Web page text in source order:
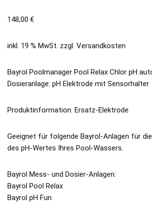
148,00 €
inkl. 19 % MwSt. zzgl. Versandkosten
Bayrol Poolmanager Pool Relax Chlor pH
Dosieranlage: pH Elektrode mit Sensorhalter
Produktinformation: Ersatz-Elektrode
Geeignet für folgende Bayrol-Anlagen für
des pH-Wertes Ihres Pool-Wassers.
Bayrol Mess- und Dosier-Anlagen:
Bayrol Pool Relax
Bayrol pH Fun